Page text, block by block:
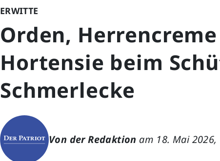
ERWITTE
Orden,
Hortensie beim
Schmerlecke
Von der Redaktion am 18. Mai